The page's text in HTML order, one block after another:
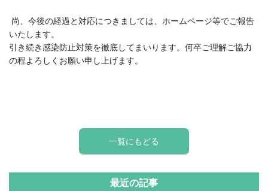
尚、今後の経過と対応につきましては、ホームページ等でご報告
いたします。
引き続き感染防止対策を徹底してまいります。何卒ご理解ご協力
の程よろしくお願い申し上げます。
一覧にもどる
最近の記事